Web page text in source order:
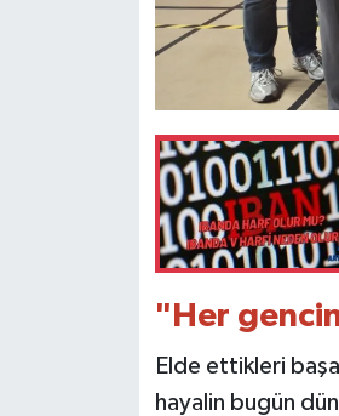
"Her
Elde ettikleri
hayalin bugün